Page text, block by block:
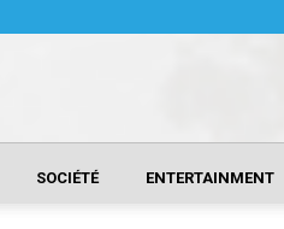
SOCIÉTÉ ENTERTAINMENT